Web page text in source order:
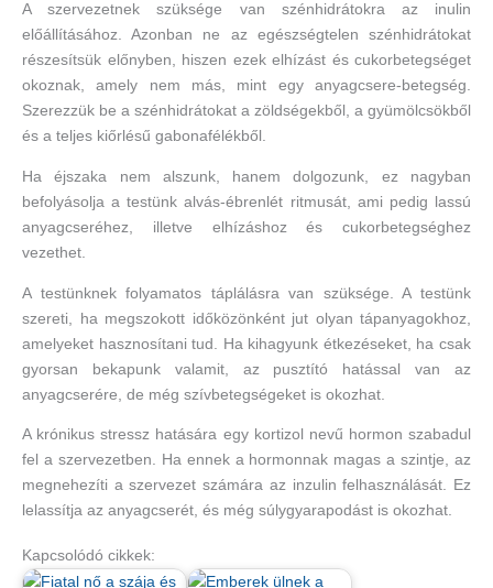
A szervezetnek szüksége van szénhidrátokra az inulin
előállításához. Azonban ne az egészségtelen szénhidrátokat
részesítsük előnyben, hiszen ezek elhízást és cukorbetegséget
okoznak, amely nem más, mint egy anyagcsere-betegség.
Szerezzük be a szénhidrátokat a zöldségekből, a gyümölcsökből
és a teljes kiőrlésű gabonafélékből.
Ha éjszaka nem alszunk, hanem dolgozunk, ez nagyban
befolyásolja a testünk alvás-ébrenlét ritmusát, ami pedig lassú
anyagcseréhez, illetve elhízáshoz és cukorbetegséghez
vezethet.
A testünknek folyamatos táplálásra van szüksége. A testünk
szereti, ha megszokott időközönként jut olyan tápanyagokhoz,
amelyeket hasznosítani tud. Ha kihagyunk étkezéseket, ha csak
gyorsan bekapunk valamit, az pusztító hatással van az
anyagcserére, de még szívbetegségeket is okozhat.
A krónikus stressz hatására egy kortizol nevű hormon szabadul
fel a szervezetben. Ha ennek a hormonnak magas a szintje, az
megnehezíti a szervezet számára az inzulin felhasználását. Ez
lelassítja az anyagcserét, és még súlygyarapodást is okozhat.
Kapcsolódó cikkek: